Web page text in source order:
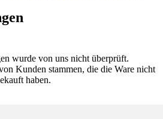
wurde von uns nicht überprüft.
Kunden stammen, die die Ware nicht
haben.